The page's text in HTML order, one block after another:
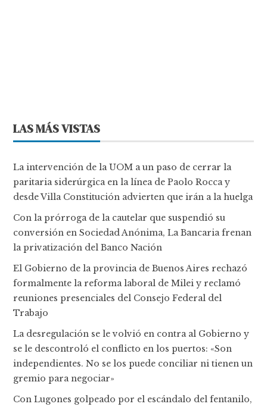
LAS MÁS VISTAS
La intervención de la UOM a un paso de cerrar la
paritaria siderúrgica en la línea de Paolo Rocca y
desde Villa Constitución advierten que irán a la huelga
Con la prórroga de la cautelar que suspendió su
conversión en Sociedad Anónima, La Bancaria frenan
la privatización del Banco Nación
El Gobierno de la provincia de Buenos Aires rechazó
formalmente la reforma laboral de Milei y reclamó
reuniones presenciales del Consejo Federal del
Trabajo
La desregulación se le volvió en contra al Gobierno y
se le descontroló el conflicto en los puertos: «Son
independientes. No se los puede conciliar ni tienen un
gremio para negociar»
Con Lugones golpeado por el escándalo del fentanilo,